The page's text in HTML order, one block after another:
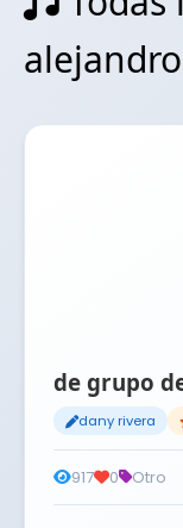
de grupo
dany rivera
917 0 Otro